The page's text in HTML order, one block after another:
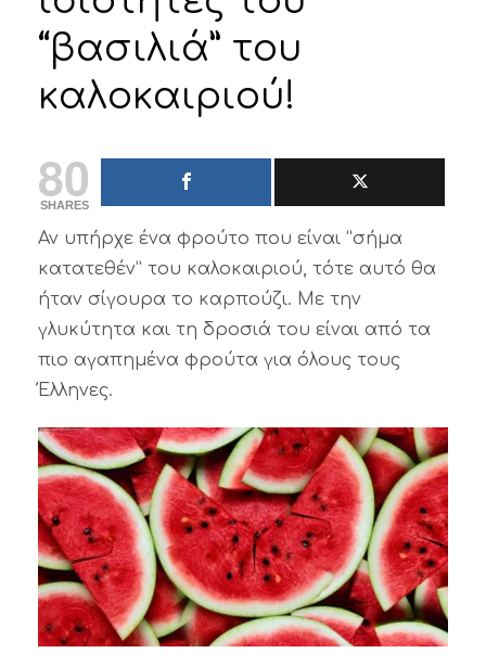
“βασιλιά” του
καλοκαιριού!
80
SHARES
Αν υπήρχε ένα φρούτο που είναι “σήμα
κατατεθέν” του καλοκαιριού, τότε αυτό θα
ήταν σίγουρα το καρπούζι. Με την
γλυκύτητα και τη δροσιά του είναι από τα
πιο αγαπημένα φρούτα για όλους τους
Έλληνες.